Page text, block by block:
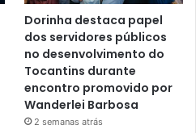
Dorinha destaca papel
dos servidores públicos
no desenvolvimento do
Tocantins durante
encontro promovido por
Wanderlei Barbosa
2 semanas atrás